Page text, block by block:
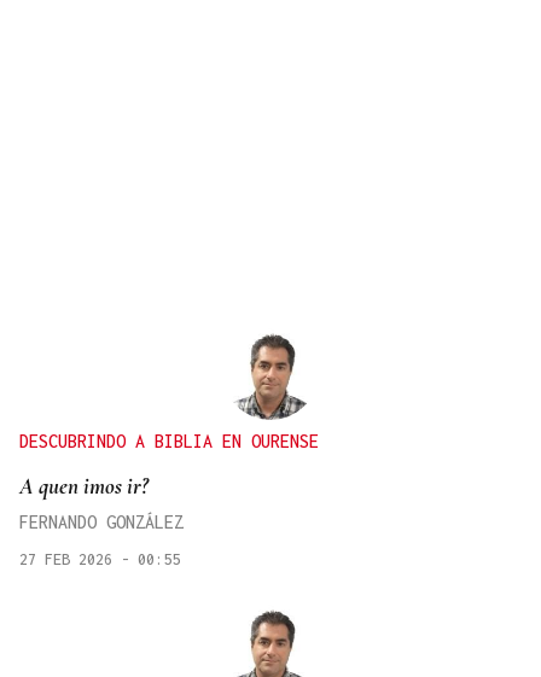
DESCUBRINDO A BIBLIA EN OURENSE
A quen imos ir?
FERNANDO GONZÁLEZ
27 FEB 2026 - 00:55